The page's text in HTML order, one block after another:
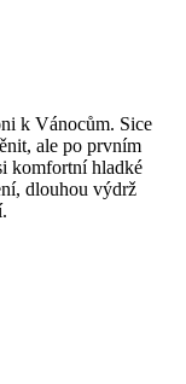
k Vánocům. Sice
ale po prvním
komfortní hladké
dlouhou výdrž